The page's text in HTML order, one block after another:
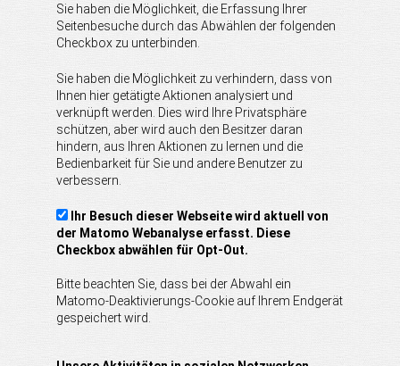
Sie haben die Möglichkeit, die Erfassung Ihrer
Seitenbesuche durch das Abwählen der folgenden
Checkbox zu unterbinden.
Sie haben die Möglichkeit zu verhindern, dass von
Ihnen hier getätigte Aktionen analysiert und
verknüpft werden. Dies wird Ihre Privatsphäre
schützen, aber wird auch den Besitzer daran
hindern, aus Ihren Aktionen zu lernen und die
Bedienbarkeit für Sie und andere Benutzer zu
verbessern.
Ihr Besuch dieser Webseite wird aktuell von
der Matomo Webanalyse erfasst. Diese
Checkbox abwählen für Opt-Out.
Bitte beachten Sie, dass bei der Abwahl ein
Matomo-Deaktivierungs-Cookie auf Ihrem Endgerät
gespeichert wird.